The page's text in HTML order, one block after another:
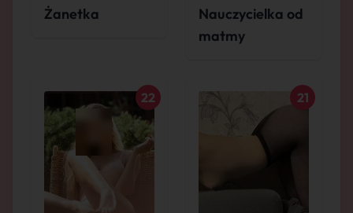
Żanetka
Nauczycielka od
matmy
22 21